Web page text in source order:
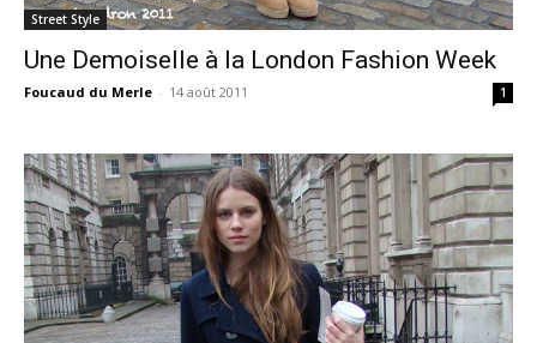
Street Style
Une Demoiselle à la London Fashion Week
Foucaud du Merle - 14 août 2011 1